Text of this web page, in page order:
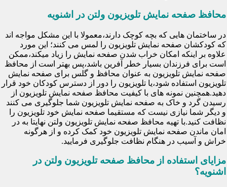
محافظ صفحه نمایش تلویزیون ولتن در اشنویه
در ساختمان هایی که بچه کوچک دارند،معمولا با این مشکل مواجه اند
که کودکشان صفحه نمایش تلویزیون را لمس می کنند؛ این مورد
علاوه بر اینکه امکان خراب شدن صفحه نمایش را زیاد میکند،ممکن
است برای فرزندان بسیار خطر آفرین باشد،پس بهتر است از محافظ
صفحه نمایش تلویزیون به عنوان محافظ و گلس برای صفحه نمایش
تلویزیون استفاده شود،یا تلویزیون را دور از دسترس کودکان خود قرار
دهید.همچنین نمونه های با کیفیت محافظ صفحه نمایش تلویزیون از
رسیدن گرد و خاک به صفحه نمایش تلویزیون شما جلوگیری می کنند
و دیگر شما نیازی نیست که مستقیما صفحه نمایش خود تلویزیون را
نظافت کنید.با تهیه محافظ صفحه نمایش تلویزیون ولتن نهایتا به در
امان ماندن صفحه نمایش تلویزیون خود کمک کرده و از هرگونه
خراش و آسیب در هنگام نظافت جلوگیری فرمایید.
مزایای استفاده از محافظ صفحه تلویزیون ولتن در
اشنویه؟